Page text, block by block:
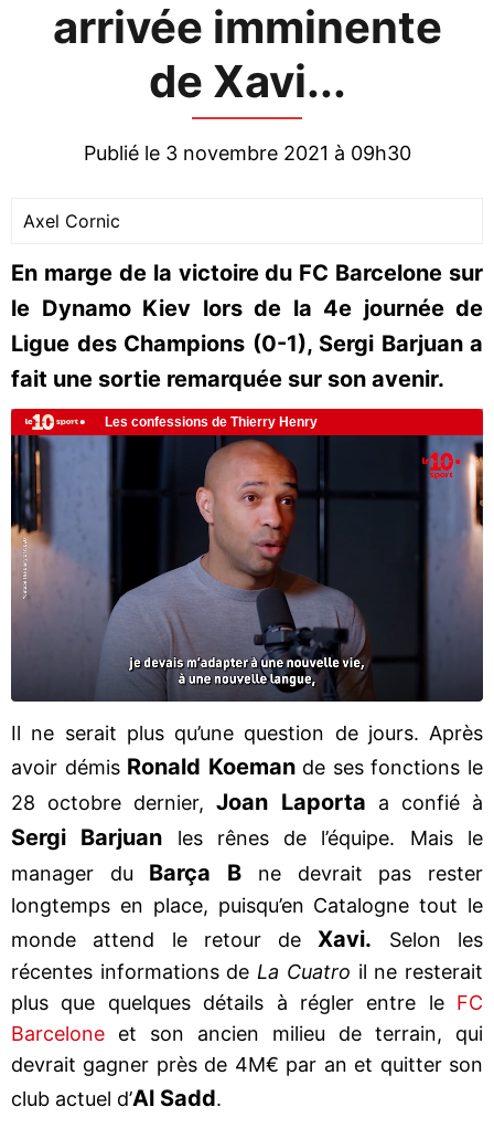
arrivée imminente
de Xavi...
Publié le 3 novembre 2021 à 09h30
Axel Cornic
En marge de la victoire du FC Barcelone sur
le Dynamo Kiev lors de la 4e journée de
Ligue des Champions (0-1), Sergi Barjuan a
fait une sortie remarquée sur son avenir.
Il ne serait plus qu’une question de jours. Après
avoir démis Ronald Koemande ses fonctions le
28 octobre dernier,Joan Laporta a confié à
Sergi Barjuan les rênes de l’équipe. Mais le
manager du Barça B ne devrait pas rester
longtemps en place, puisqu’en Catalogne tout le
monde attend le retour deXavi. Selon les
récentes informations de La Cuatro il ne resterait
plus que quelques détails à régler entre le FC
Barcelone et son ancien milieu de terrain, qui
devrait gagner près de 4M€ par an et quitter son
club actuel d’Al Sadd.